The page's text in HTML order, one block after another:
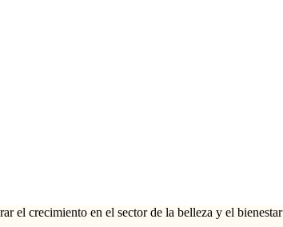
el crecimiento en el sector de la belleza y el bienestar